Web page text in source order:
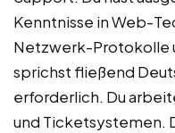
Kenntnisse in Web-
Netzwerk-Protokolle
sprichst fließend
erforderlich. Du
und Ticketsystemen.